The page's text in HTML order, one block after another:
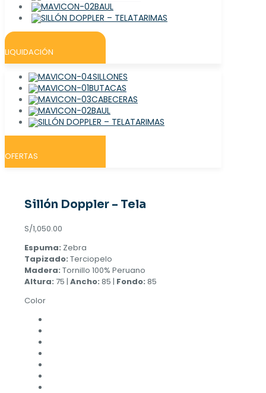
BAUL
TARIMAS
LIQUIDACIÓN
SILLONES
BUTACAS
CABECERAS
BAUL
TARIMAS
OFERTAS
Sillón Doppler – Tela
S/1,050.00
Espuma: Zebra
Tapizado: Terciopelo
Madera: Tornillo 100% Peruano
Altura: 75 | Ancho: 85 | Fondo: 85
Color